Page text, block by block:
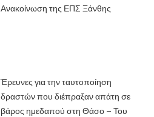
Ανακοίνωση της ΕΠΣ Ξάνθης
Έρευνες για την ταυτοποίηση
δραστών που διέπραξαν απάτη σε
βάρος ημεδαπού στη Θάσο – Του